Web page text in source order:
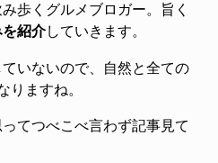
歩くグルメブロガー。旨く
紹介していきます。
いないので、自然と全ての
りますね。
てつべこべ言わず記事見て